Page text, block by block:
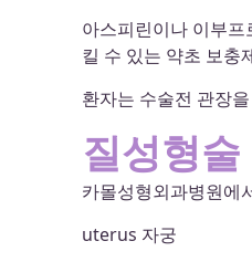
아스피린이나 이부
킬 수 있는 약초 보충
환자는 수술전 관장
질성형술
카몰성형외과병원에
uterus 자궁